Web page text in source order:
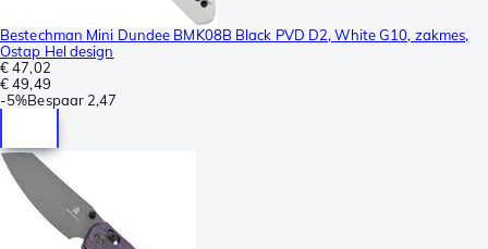
Bestechman Mini Dundee BMK08B Black PVD D2, White G10, zakmes,
Ostap Hel design
€ 47,02
€ 49,49
-5%Bespaar 2,47